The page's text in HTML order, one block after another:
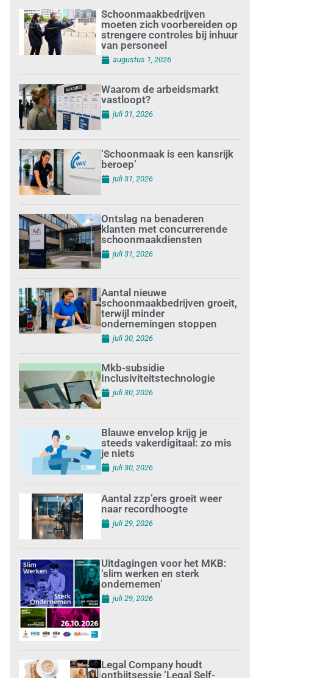
Schoonmaakbedrijven
moeten zich voorbereiden op
strengere controles bij inhuur
van personeel
augustus 1, 2026
Waarom de arbeidsmarkt
vastloopt?
juli 31, 2026
‘Schoonmaak is een kansrijk
beroep’
juli 31, 2026
Ontslag na benaderen
klanten met concurrerende
schoonmaakdiensten
juli 31, 2026
Aantal nieuwe
schoonmaakbedrijven groeit,
terwijl minder
ondernemingen stoppen
juli 30, 2026
Mkb-subsidie
Inclusiviteitstechnologie
juli 30, 2026
Blauwe envelop krijg je
steeds vakerdigitaal: zo mis
je niets
juli 30, 2026
Aantal zzp’ers groeit weer
naar recordhoogte
juli 29, 2026
Uitdagingen voor het MKB:
‘slim werken en sterk
ondernemen’
juli 29, 2026
Legal Company houdt
ontbijtsessie ‘Legal Self-